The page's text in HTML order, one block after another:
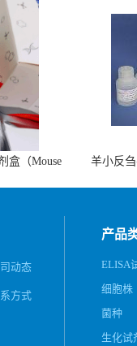
盒（Mouse
羊小反
动态
方式
产品
ELISA
细胞株
菌种
生化试